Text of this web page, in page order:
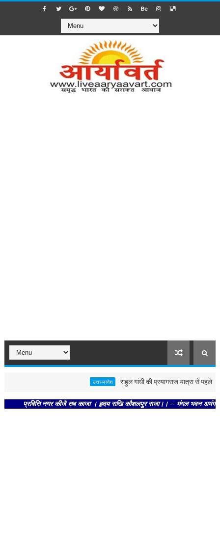
उत्तर-प्रदेश राहुल गांधी की प्रयागराज यात्रा से पहले पोस्टर से
प्रबिसि नगर कीजै सब काजा । हृदय राखि कौशलपुर राजा।। -- मंगल भवन अमंगल